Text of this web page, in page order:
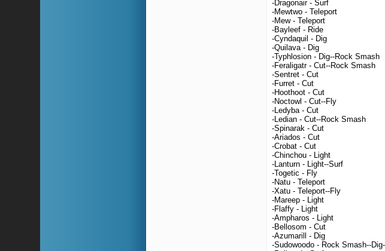
-Dragonair - Surf
-Mewtwo - Teleport
-Mew - Teleport
-Bayleef - Ride
-Cyndaquil - Dig
-Quilava - Dig
-Typhlosion - Dig--Rock Smash
-Feraligatr - Cut--Rock Smash
-Sentret - Cut
-Furret - Cut
-Hoothoot - Cut
-Noctowl - Cut--Fly
-Ledyba - Cut
-Ledian - Cut--Rock Smash
-Spinarak - Cut
-Ariados - Cut
-Crobat - Cut
-Chinchou - Light
-Lanturn - Light--Surf
-Togetic - Fly
-Natu - Teleport
-Xatu - Teleport--Fly
-Mareep - Light
-Flaffy - Light
-Ampharos - Light
-Bellosom - Cut
-Azumarill - Dig
-Sudowoodo - Rock Smash--